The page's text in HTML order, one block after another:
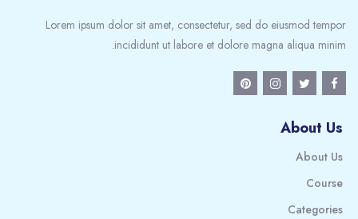
Lorem ipsum dolor sit amet, consectetur, sed do eiusmod tempor
incididunt ut labore et dolore magna aliqua minim.
About Us
About Us
Course
Categories